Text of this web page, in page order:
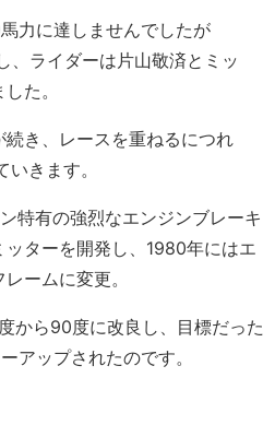
力に達しませんでしたが
、ライダーは片山敬済とミッ
た。
き、レースを重ねるにつれ
きます。
特有の強烈なエンジンブレーキ
ターを開発し、1980年にはエ
ームに変更。
から90度に改良し、目標だった
アップされたのです。